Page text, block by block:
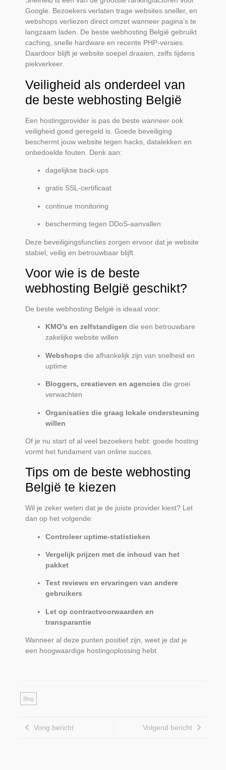
Google. Bezoekers verlaten trage websites sneller, en
webshops verliezen direct omzet wanneer pagina’s te
langzaam laden. De beste webhosting België gebruikt
caching, snelle hardware en recente PHP-versies.
Daardoor blijft je website soepel draaien, zelfs tijdens
piekverkeer.
Veiligheid als onderdeel van
de beste webhosting België
Een hostingprovider is pas de beste wanneer ook
veiligheid goed geregeld is. Goede beveiliging
beschermt jouw website tegen hacks, datalekken en
onbedoelde fouten. Denk aan:
dagelijkse back-ups
gratis SSL-certificaat
continue monitoring
bescherming tegen DDoS-aanvallen
Deze beveiligingsfuncties zorgen ervoor dat je website
stabiel, veilig en betrouwbaar blijft.
Voor wie is de beste
webhosting België geschikt?
De beste webhosting België is ideaal voor:
KMO’s en zelfstandigen die een betrouwbare
zakelijke website willen
Webshops die afhankelijk zijn van snelheid en
uptime
Bloggers, creatieven en agencies die groei
verwachten
Organisaties die graag lokale ondersteuning
willen
Of je nu start of al veel bezoekers hebt: goede hosting
vormt het fundament van online succes.
Tips om de beste webhosting
België te kiezen
Wil je zeker weten dat je de juiste provider kiest? Let
dan op het volgende:
Controleer uptime-statistieken
Vergelijk prijzen met de inhoud van het
pakket
Test reviews en ervaringen van andere
gebruikers
Let op contractvoorwaarden en
transparantie
Wanneer al deze punten positief zijn, weet je dat je
een hoogwaardige hostingoplossing hebt.
Blog
Vorig bericht Volgend bericht